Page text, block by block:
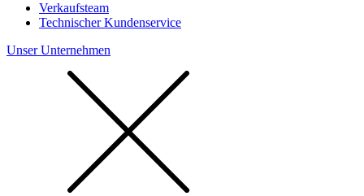
Verkaufsteam
Technischer Kundenservice
Unser Unternehmen